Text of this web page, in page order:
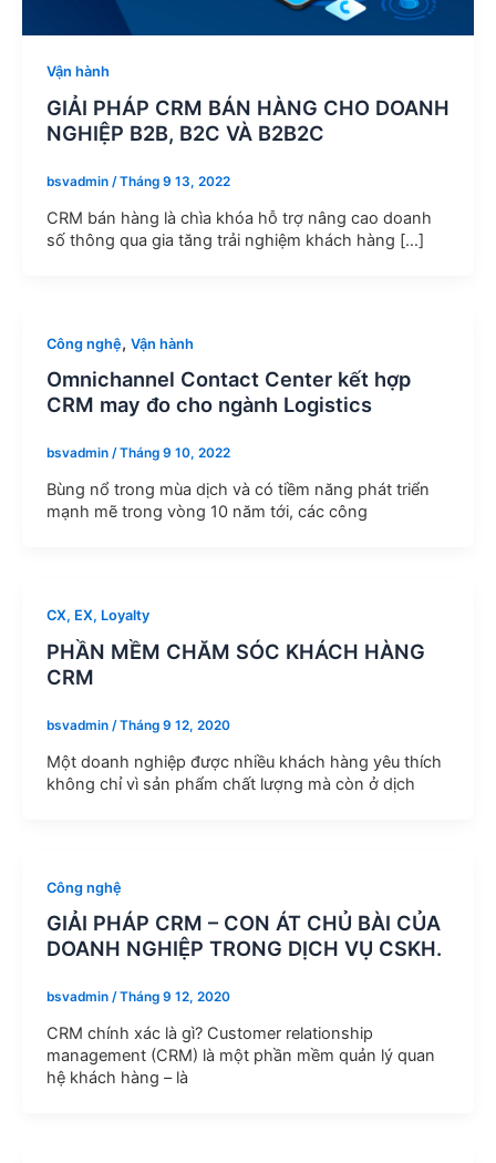
Vận hành
GIẢI PHÁP CRM BÁN HÀNG CHO DOANH
NGHIỆP B2B, B2C VÀ B2B2C
bsvadmin /Tháng 9 13, 2022
CRM bán hàng là chìa khóa hỗ trợ nâng cao doanh
số thông qua gia tăng trải nghiệm khách hàng […]
Công nghệ, Vận hành
Omnichannel Contact Center kết hợp
CRM may đo cho ngành Logistics
bsvadmin /Tháng 9 10, 2022
Bùng nổ trong mùa dịch và có tiềm năng phát triển
mạnh mẽ trong vòng 10 năm tới, các công
CX, EX, Loyalty
PHẦN MỀM CHĂM SÓC KHÁCH HÀNG
CRM
bsvadmin /Tháng 9 12, 2020
Một doanh nghiệp được nhiều khách hàng yêu thích
không chỉ vì sản phẩm chất lượng mà còn ở dịch
Công nghệ
GIẢI PHÁP CRM – CON ÁT CHỦ BÀI CỦA
DOANH NGHIỆP TRONG DỊCH VỤ CSKH.
bsvadmin /Tháng 9 12, 2020
CRM chính xác là gì? Customer relationship
management (CRM) là một phần mềm quản lý quan
hệ khách hàng – là